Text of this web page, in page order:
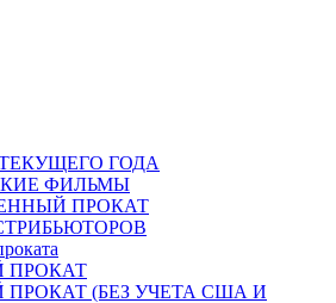
ГОДА
ФИЛЬМЫ
ПРОКАТ
ПРОКАТ
(БЕЗ УЧЕТА США И